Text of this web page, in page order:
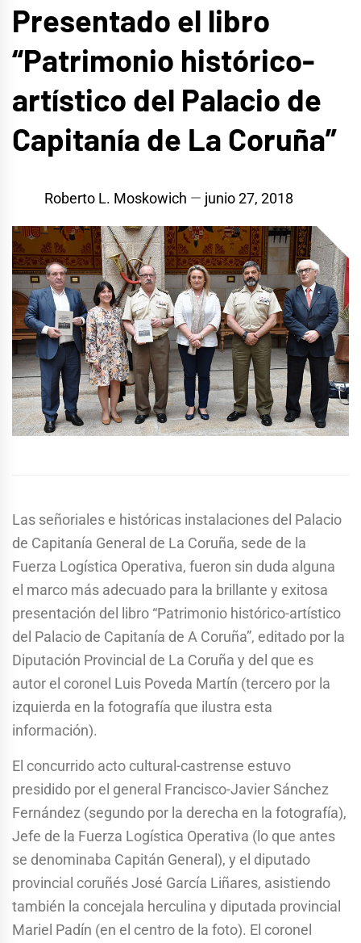
Presentado el libro
“Patrimonio histórico-
artístico del Palacio de
Capitanía de La Coruña”
Roberto L. Moskowich junio 27, 2018
Las señoriales e históricas instalaciones del Palacio
de Capitanía General de La Coruña, sede de la
Fuerza Logística Operativa, fueron sin duda alguna
el marco más adecuado para la brillante y exitosa
presentación del libro “Patrimonio histórico-artístico
del Palacio de Capitanía de A Coruña”, editado por la
Diputación Provincial de La Coruña y del que es
autor el coronel Luis Poveda Martín (tercero por la
izquierda en la fotografía que ilustra esta
información).
El concurrido acto cultural-castrense estuvo
presidido por el general Francisco-Javier Sánchez
Fernández (segundo por la derecha en la fotografía),
Jefe de la Fuerza Logística Operativa (lo que antes
se denominaba Capitán General), y el diputado
provincial coruñés José García Liñares, asistiendo
también la concejala herculina y diputada provincial
Mariel Padín (en el centro de la foto). El coronel